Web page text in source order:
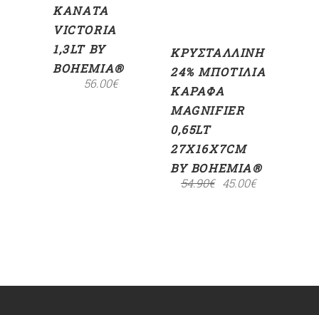
ΚΑΝΆΤΑ
VICTORIA
1,3LT BY
BOHEMIA®
56.00€
ΚΡΥΣΤΆΛΛΙΝΗ
24% ΜΠΟΤΊΛΙΑ
ΚΑΡΆΦΑ
MAGNIFIER
0,65LT
27X16X7CM
BY BOHEMIA®
54.90€ 45.00€